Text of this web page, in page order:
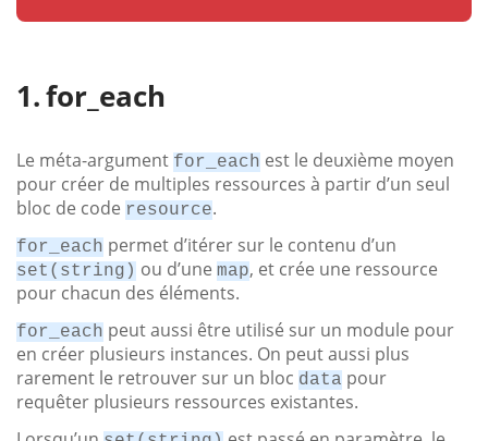
for_each
Le méta-argument for_each est le deuxième moyen
pour créer de multiples ressources à partir d’un seul
bloc de code resource.
for_each permet d’itérer sur le contenu d’un
set(string) ou d’une map, et crée une ressource
pour chacun des éléments.
for_each peut aussi être utilisé sur un module pour
en créer plusieurs instances. On peut aussi plus
rarement le retrouver sur un bloc data pour
requêter plusieurs ressources existantes.